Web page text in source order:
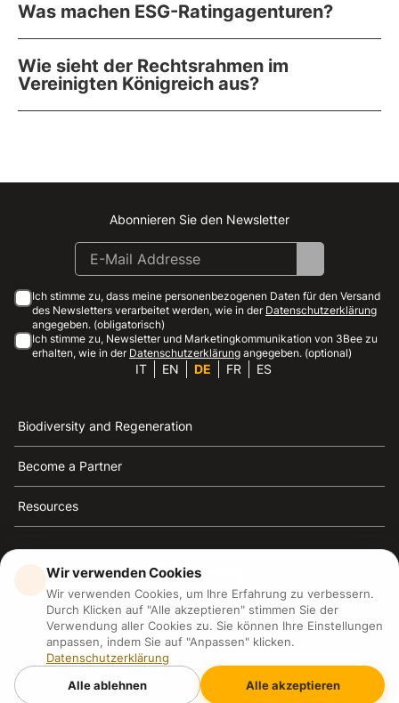
Was machen ESG-Ratingagenturen?
Wie sieht der Rechtsrahmen im
Vereinigten Königreich aus?
Instagram
Facebook
Linkedin
Youtube
Abonnieren Sie den Newsletter
Ich stimme zu, dass meine personenbezogenen Daten für den Versand
des Newsletters verarbeitet werden, wie in der Datenschutzerklärung
angegeben. (obligatorisch)
Ich stimme zu, Newsletter und Marketingkommunikation von 3Bee zu
erhalten, wie in der Datenschutzerklärung angegeben. (optional)
IT EN DE FR ES
Biodiversity and Regeneration
Become a Partner
Resources
3Bee ist die Referenz für Nachhaltigkeit, Bienenschutz
und Biodiversität
3Bee S.R.L Via Pastrengo 14, 20159, Milano (MI)
P.IVA: IT09711590969
3Bee GmbHSede legale: Oranienburger Straße 23, 10178
Wir verwenden Cookies
Wir verwenden Cookies, um Ihre Erfahrung zu verbessern.
Durch Klicken auf "Alle akzeptieren" stimmen Sie der
Verwendung aller Cookies zu. Sie können Ihre Einstellungen
anpassen, indem Sie auf "Anpassen" klicken.
Datenschutzerklärung
Alle ablehnen
Alle akzeptieren